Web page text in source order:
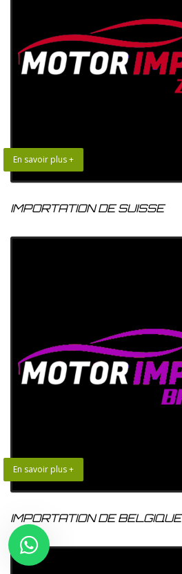
En savoir plus +
IMPORTATION DE SUISSE
En savoir plus +
IMPORTATION DE BELGIQUE